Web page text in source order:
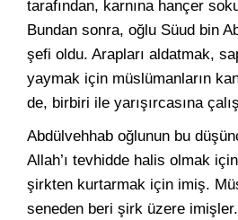
tarafından, karnına hançer
Bundan sonra, oğlu Süud bin
şefi oldu. Arapları aldatmak,
yaymak için müslümanların
de, birbiri ile yarışırcasına
Abdülvehhab oğlunun bu
Allah’ı tevhidde halis olmak
şirkten kurtarmak için imiş.
seneden beri şirk üzere